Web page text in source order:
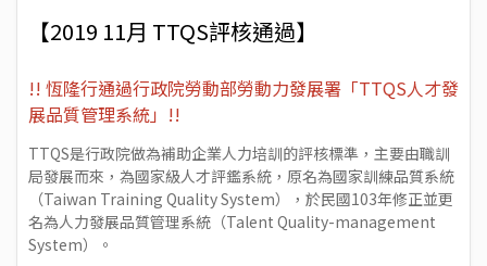
【2019 11月 TTQS評核通過】
!! 恆隆行通過行政院勞動部勞動力發展署「TTQS人才發
展品質管理系統」!!
TTQS是行政院做為補助企業人力培訓的評核標準，主要由職訓
局發展而來，為國家級人才評鑑系統，原名為國家訓練品質系統
（Taiwan Training Quality System），於民國103年修正並更
名為人力發展品質管理系統（Talent Quality-management
System）。